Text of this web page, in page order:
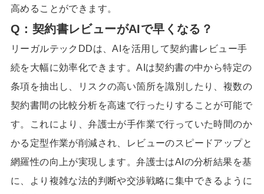
高めることができます。
Q：契約書レビューがAIで早くなる？
リーガルテックDDは、AIを活用して契約書レビュー手
続を大幅に効率化できます。AIは契約書の中から特定の
条項を抽出し、リスクの高い箇所を識別したり、複数の
契約書間の比較分析を高速で行ったりすることが可能で
す。これにより、弁護士が手作業で行っていた時間のか
かる定型作業が削減され、レビューのスピードアップと
網羅性の向上が実現します。弁護士はAIの分析結果を基
に、より複雑な法的判断や交渉戦略に集中できるように